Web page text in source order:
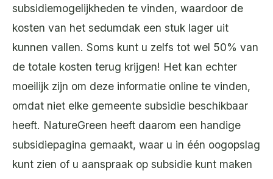
subsidiemogelijkheden te vinden, waardoor de
kosten van het sedumdak een stuk lager uit
kunnen vallen. Soms kunt u zelfs tot wel 50% van
de totale kosten terug krijgen! Het kan echter
moeilijk zijn om deze informatie online te vinden,
omdat niet elke gemeente subsidie beschikbaar
heeft. NatureGreen heeft daarom een handige
subsidiepagina gemaakt, waar u in één oogopslag
kunt zien of u aanspraak op subsidie kunt maken